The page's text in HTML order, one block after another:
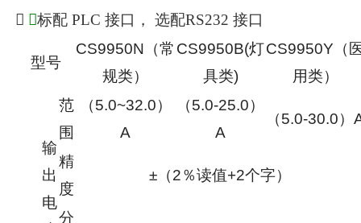
 ◆标配 PLC 接口， 选配RS232 接口
型号
CS9950N（常
规类）
CS9950B(灯
具类)
CS9950Y（
用类）
输
出
电
范
围
（5.0~32.0）
A
（5.0-25.0）
A
（5.0-30.0）
精
度
±（2％读值+2个字）
分